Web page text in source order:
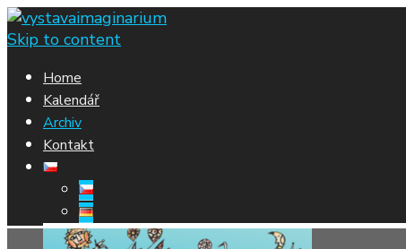
Skip to content
Home
Kalendář
Archiv
Kontakt